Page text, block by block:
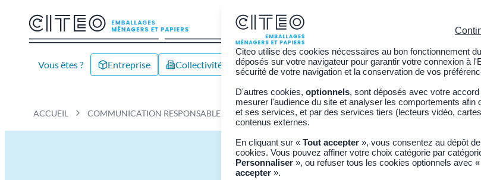
Vous êtes ? Entreprise Collectivité/Territoire Citoyen Découvrir CITEO Actualités
ACCUEIL COMMUNICATION RESPONSABLE INFO-TRI
Citeo utilise des cookies nécessaires au bon fonctionnement
déposés sur votre navigateur pour garantir votre connexion à
sécurité de votre navigation et la conservation de vos
D'autres cookies, optionnels, sont déposés avec votre
mesurer l'audience du site et analyser les comportements afin
et ses services, et par des services tiers (lecteurs vidéo,
contenus externes.
En cliquant sur « Tout accepter », vous consentez au dépôt
cookies. Vous pouvez affiner votre choix catégorie par
Personnaliser », ou refuser tous les cookies optionnels avec «
accepter ».